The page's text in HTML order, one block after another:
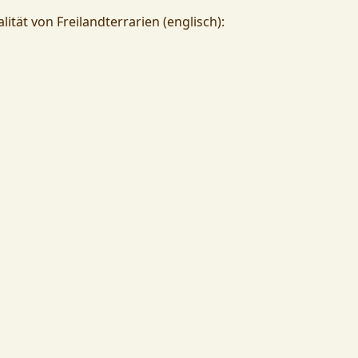
von Freilandterrarien (englisch):